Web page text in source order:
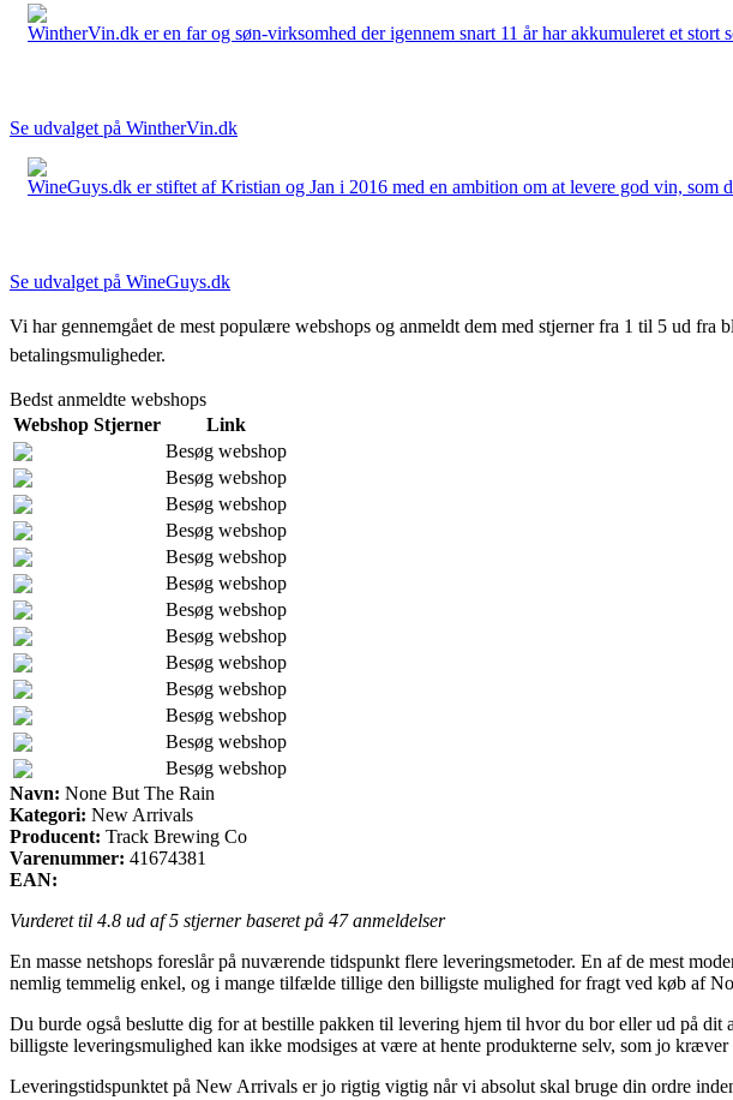
WintherVin.dk er en far og søn-virksomhed der igennem snart 11 år har akkumuleret et
Se udvalget på WintherVin.dk
WineGuys.dk er stiftet af Kristian og Jan i 2016 med en ambition om at levere god vin,
Se udvalget på WineGuys.dk
Vi har gennemgået de mest populære webshops og anmeldt dem med stjerner fra 1 til 5 ud
betalingsmuligheder.
Bedst anmeldte webshops
Webshop Stjerner
Link
Besøg webshop
Besøg webshop
Besøg webshop
Besøg webshop
Besøg webshop
Besøg webshop
Besøg webshop
Besøg webshop
Besøg webshop
Besøg webshop
Besøg webshop
Besøg webshop
Besøg webshop
Navn: None But The Rain
Kategori: New Arrivals
Producent: Track Brewing Co
Varenummer: 41674381
EAN:
Vurderet til 4.8 ud af 5 stjerner baseret på 47anmeldelser
En masse netshops foreslår på nuværende tidspunkt flere leveringsmetoder. En af de mest
nemlig temmelig enkel, og i mange tilfælde tillige den billigste mulighed for fragt ved køb af
Du burde også beslutte dig for at bestille pakken til levering hjem til hvor du bor eller ud på
billigste leveringsmulighed kan ikke modsiges at være at hente produkterne selv, som jo
Leveringstidspunktet på New Arrivals er jo rigtig vigtig når vi absolut skal bruge din ordre